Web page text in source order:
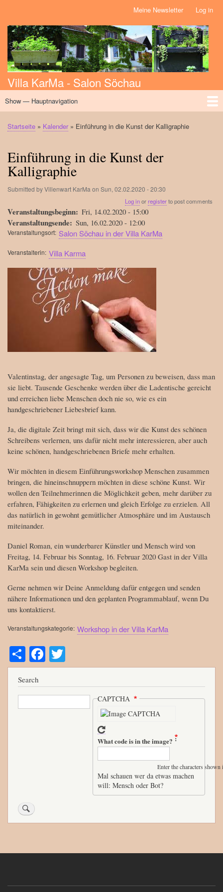
main
content
Meine Newsletter Log in
Villa KarMa - Salon Söchau
Hauptnavigation
Show — Hauptnavigation
Home
Über uns
Initiativen
Massage
Kalender
News
Workshops
Events
Breadcrumb
Startseite Kalender Einführung in die Kunst der Kalligraphie
Einführung in die Kunst der
Kalligraphie
Submitted byVillenwart KarMa on Sun, 02.02.2020 - 20:30
Log inorregisterto post comments
Veranstaltungsbeginn Fri, 14.02.2020 - 15:00
Veranstaltungsende Sun, 16.02.2020 - 12:00
Veranstaltungsort Salon Söchau in der Villa KarMa
Veranstalterin Villa Karma
Valentinstag, der angesagte Tag, um Personen zu beweisen, dass man
sie liebt. Tausende Geschenke werden über die Ladentische gereicht
und erreichen liebe Menschen doch nie so, wie es ein
handgeschriebener Liebesbrief kann.
Ja, die digitale Zeit bringt mit sich, dass wir die Kunst des schönen
Schreibens verlernen, uns dafür nicht mehr interessieren, aber auch
keine schönen, handgeschriebenen Briefe mehr erhalten.
Wir möchten in diesem Einführungsworkshop Menschen zusammen
bringen, die hineinschnuppern möchten in diese schöne Kunst. Wir
wollen den Teilnehmerinnen die Möglichkeit geben, mehr darüber zu
erfahren, Fähigkeiten zu erlernen und gleich Erfolge zu erzielen. All
das natürlich in gewohnt gemütlicher Atmosphäre und im Austausch
miteinander.
Daniel Roman, ein wunderbarer Künstler und Mensch wird von
Freitag, 14. Februar bis Sonntag, 16. Februar 2020 Gast in der Villa
KarMa sein und diesen Workshop begleiten.
Gerne nehmen wir Deine Anmeldung dafür entgegen und senden
nähere Informationen und den geplanten Programmablauf, wenn Du
uns kontaktierst.
Veranstaltungskategorie Workshop in der Villa KarMa
S
ha
re
Fa
ce
bo
ok
wi
tte
r
Search
Search CAPTCHA
What code is in the image?
Enter the characters shown
Mal schauen wer da etwas machen
will: Mensch oder Bot?